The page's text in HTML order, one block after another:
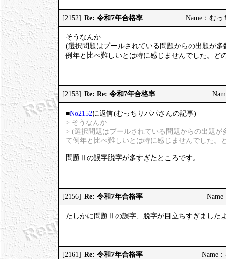
[2152] Re: 令和7年合格率 Name：む
そうなんか
(選択問題はプールされている問題からの出題が
例年と比べ難しいとは特に感じませんでした。ど
[2153] Re: Re: 令和7年合格率
■No2152に返信(むっちりパパさんの記事)
> そうなんか
> (選択問題はプールされている問題からの出題
て例年と比べ難しいとは特に感じませんでした。
問題Ⅱの誤字脱字が多すぎたところです。
[2156] Re: 令和7年合格率
たしかに問題Ⅱの誤字、脱字が目立ちすぎました
[2161] Re: 令和7年合格率 Name